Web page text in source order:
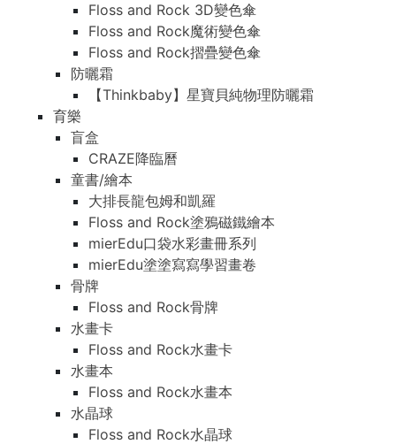
Floss and Rock 3D變色傘
Floss and Rock魔術變色傘
Floss and Rock摺疊變色傘
防曬霜
【Thinkbaby】星寶貝純物理防曬霜
育樂
盲盒
CRAZE降臨曆
童書/繪本
大排長龍包姆和凱羅
Floss and Rock塗鴉磁鐵繪本
mierEdu口袋水彩畫冊系列
mierEdu塗塗寫寫學習畫卷
骨牌
Floss and Rock骨牌
水畫卡
Floss and Rock水畫卡
水畫本
Floss and Rock水畫本
水晶球
Floss and Rock水晶球